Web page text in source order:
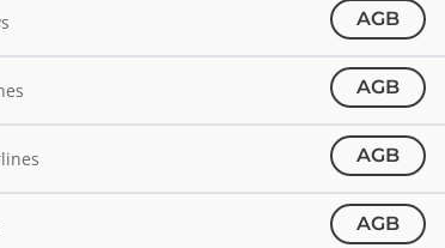
AGB
AGB
AGB
AGB